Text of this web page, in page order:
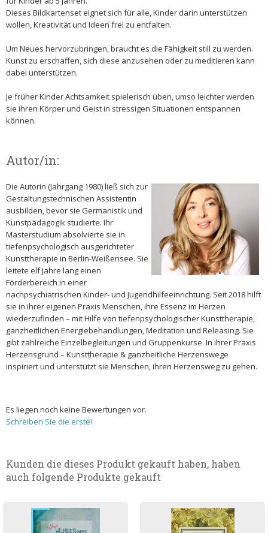
Dieses Bildkartenset eignet sich für alle, Kinder darin unterstützen
wollen, Kreativität und Ideen frei zu entfalten.
Um Neues hervorzubringen, braucht es die Fähigkeit still zu werden.
Kunst zu erschaffen, sich diese anzusehen oder zu meditieren kann
dabei unterstützen.
Je früher Kinder Achtsamkeit spielerisch üben, umso leichter werden
sie ihren Körper und Geist in stressigen Situationen entspannen
können.
Autor/in:
Die Autorin (Jahrgang 1980) ließ sich zur
Gestaltungstechnischen Assistentin
ausbilden, bevor sie Germanistik und
Kunstpädagogik studierte. Ihr
Masterstudium absolvierte sie in
tiefenpsychologisch ausgerichteter
Kunsttherapie in Berlin-Weißensee. Sie
leitete elf Jahre lang einen
Förderbereich in einer
nachpsychiatrischen Kinder- und Jugendhilfeeinrichtung. Seit 2018 hilft
sie in ihrer eigenen Praxis Menschen, ihre Essenz im Herzen
wiederzufinden – mit Hilfe von tiefenpsychologischer Kunsttherapie,
ganzheitlichen Energiebehandlungen, Meditation und Releasing. Sie
gibt zahlreiche Einzelbegleitungen und Gruppenkurse. In ihrer Praxis
Herzensgrund – Kunsttherapie & ganzheitliche Herzenswege
inspiriert und unterstützt sie Menschen, ihren Herzensweg zu gehen.
Es liegen noch keine Bewertungen vor.
Schreiben Sie die erste!
Kunden die dieses Produkt gekauft haben, haben
auch folgende Produkte gekauft